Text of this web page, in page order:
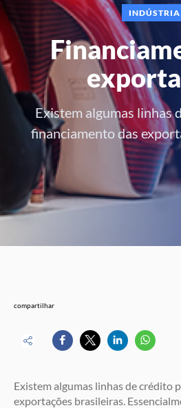
INDÚSTRIA
Existem algumas linhas
financiamento das
compartilhar
Existem algumas linhas de crédito
exportações brasileiras.